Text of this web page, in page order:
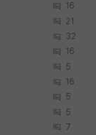
16
21
32
16
5
16
5
5
7